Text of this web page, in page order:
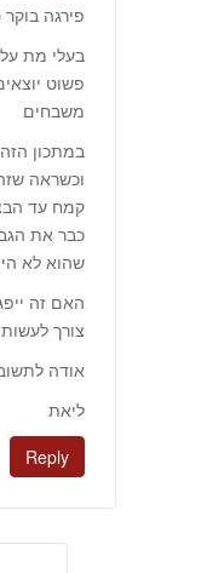
פירגה בוקר
בעלי מת
פשוט
משבחים
במתכון
וכשראה
קמח עד
כבר את
שהוא לא
האם זה
צורך
אודה
ליאת
Reply